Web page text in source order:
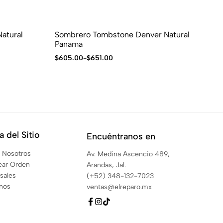
Sombrero Tombstone Denver Natural
Panama
$605.00-$651.00
del Sitio
Nosotros
Orden
Encuéntranos en
Av. Medina Ascencio 489,
Arandas, Jal.
(+52) 348-132-7023
ventas@elreparo.mx